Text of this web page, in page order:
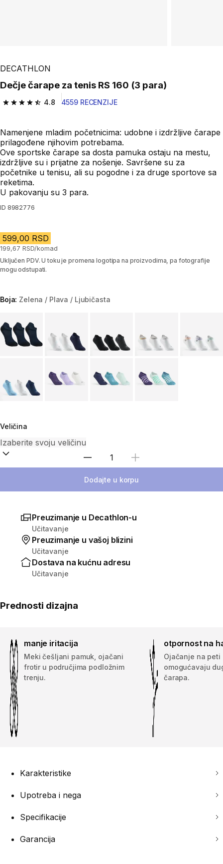
DECATHLON
Dečje čarape za tenis RS 160 (3 para)
4.8
4.8 od 5 zvezdica from 4559 Recenzije
4559 RECENZIJE
Namenjene mladim početnicima: udobne i izdržljive čarape
prilagođene njihovim potrebama.
Ove sportske čarape sa dosta pamuka ostaju na mestu,
izdržljive su i prijatne za nošenje. Savršene su za
početnike u tenisu, ali su pogodne i za druge sportove sa
reketima.
U pakovanju su 3 para.
ID 8982776
599,00 RSD
199,67 RSD/komad
Uključen PDV. U toku je promena logotipa na proizvodima, pa fotografije
mogu odstupati.
Boja: Zelena / Plava / Ljubičasta
Veličina
Izaberi količinu
Dodajte u korpu
Preuzimanje u Decathlon-u
Učitavanje
Preuzimanje u vašoj blizini
Učitavanje
Dostava na kućnu adresu
Učitavanje
Prednosti dizajna
manje iritacija
Meki češljani pamuk, ojačani
frotir u područjima podložnim
trenju.
otpornost na
Ojačanje na peti
omogućavaju
čarapa.
Karakteristike
Upotreba i nega
Specifikacije
Garancija